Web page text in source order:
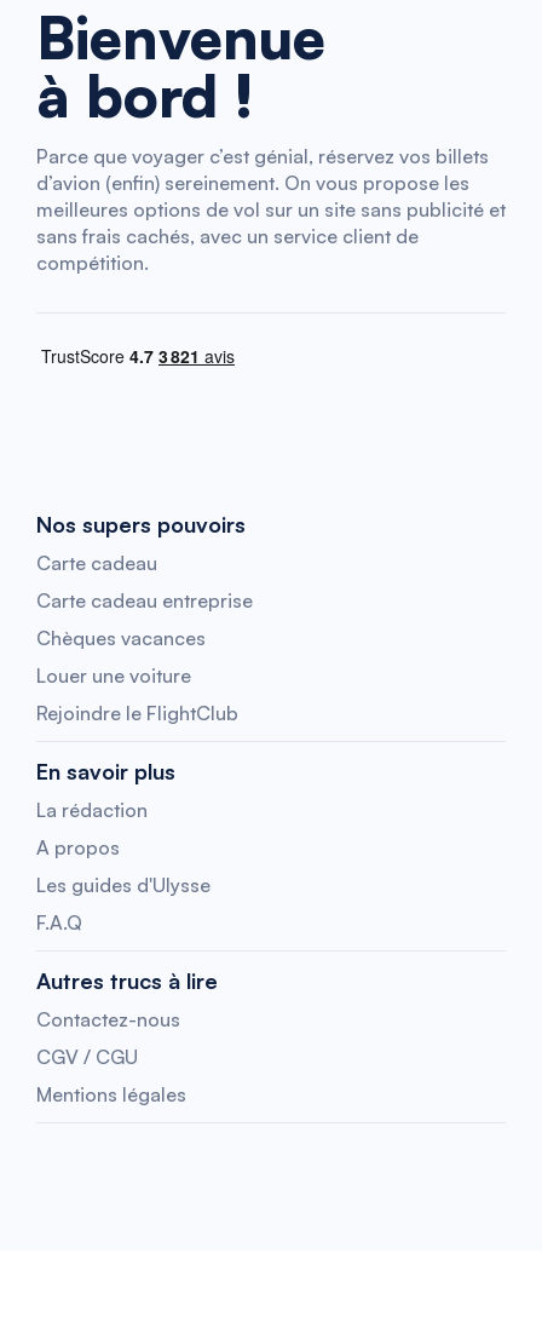
Bienvenue
à bord !
Parce que voyager c’est génial, réservez vos billets
d’avion (enfin) sereinement. On vous propose les
meilleures options de vol sur un site sans publicité et
sans frais cachés, avec un service client de
compétition.
Nos supers pouvoirs
Carte cadeau
Carte cadeau entreprise
Chèques vacances
Louer une voiture
Rejoindre le FlightClub
En savoir plus
La rédaction
A propos
Les guides d'Ulysse
F.A.Q
Autres trucs à lire
Contactez-nous
CGV / CGU
Mentions légales